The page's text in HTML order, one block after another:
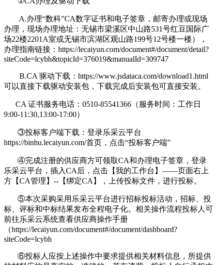
A.办理“数科”CA数字证书和电子签章，邮寄办理或现场
办理，现场办理地址：无锡市梁溪区中山路531号红豆国际广
场22楼2201A室或无锡市滨湖区观山路199号12号楼一楼），
办理指南链接：https://lecaiyun.com/document#/document/detail?
siteCode=lcybh&topicId=376019&manualId=309747
B.CA 驱动下载：https://www.jsdataca.com/download1.html
可以直接下载驱动安装包，下载完成后安装包可直接安装。
CA 证书服务电话：0510-85541366（服务时间：工作日
9:00-11:30,13:00-17:00）
③投标客户端下载：登录乐采云平台
https://binhu.lecaiyun.com/首页，点击“投标客户端”
④完成注册的供应商方可领取CA和办理电子签章，登录
乐采云平台，插入CA后，点击【我的工作台】——页面右上
方【CA管理】--【绑定CA】，上传投标文件，进行投标。
⑤本次采购采用乐采云平台进行招标投标活动，招标、投
标、评标和中标结果发布全程电子化。相关操作流程投标人可
前往乐采云系统查看供应商操作手册
（https://lecaiyun.com/document#/document/dashboard?
siteCode=lcybh
⑥投标人应按上述操作中要求提供相关材料信息，所提供